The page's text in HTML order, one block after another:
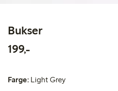
Bukser
199,-199,00 kr
Farge: Light Grey